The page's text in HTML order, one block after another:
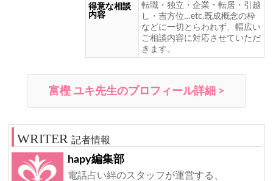
得意な相談
内容
転職・独立・企業・転居・引越
し・吉方位…etc.既成概念の枠
などに一切とらわれず、幅広い
ご相談内容に対応させていただ
きます。
富樫 ユキ先生のプロフィール詳細 >
記者情報
hapy編集部
電話占い絆のスタッフが運営する、